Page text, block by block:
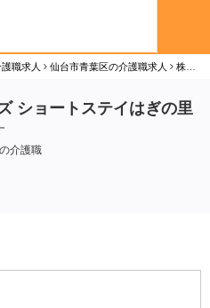
職求人 仙台市青葉区の介護職求人 株式会社ソーシャルライズ ショートステイはぎの里の介護職（契約社員）求人
ショートステイはぎの里
介護職